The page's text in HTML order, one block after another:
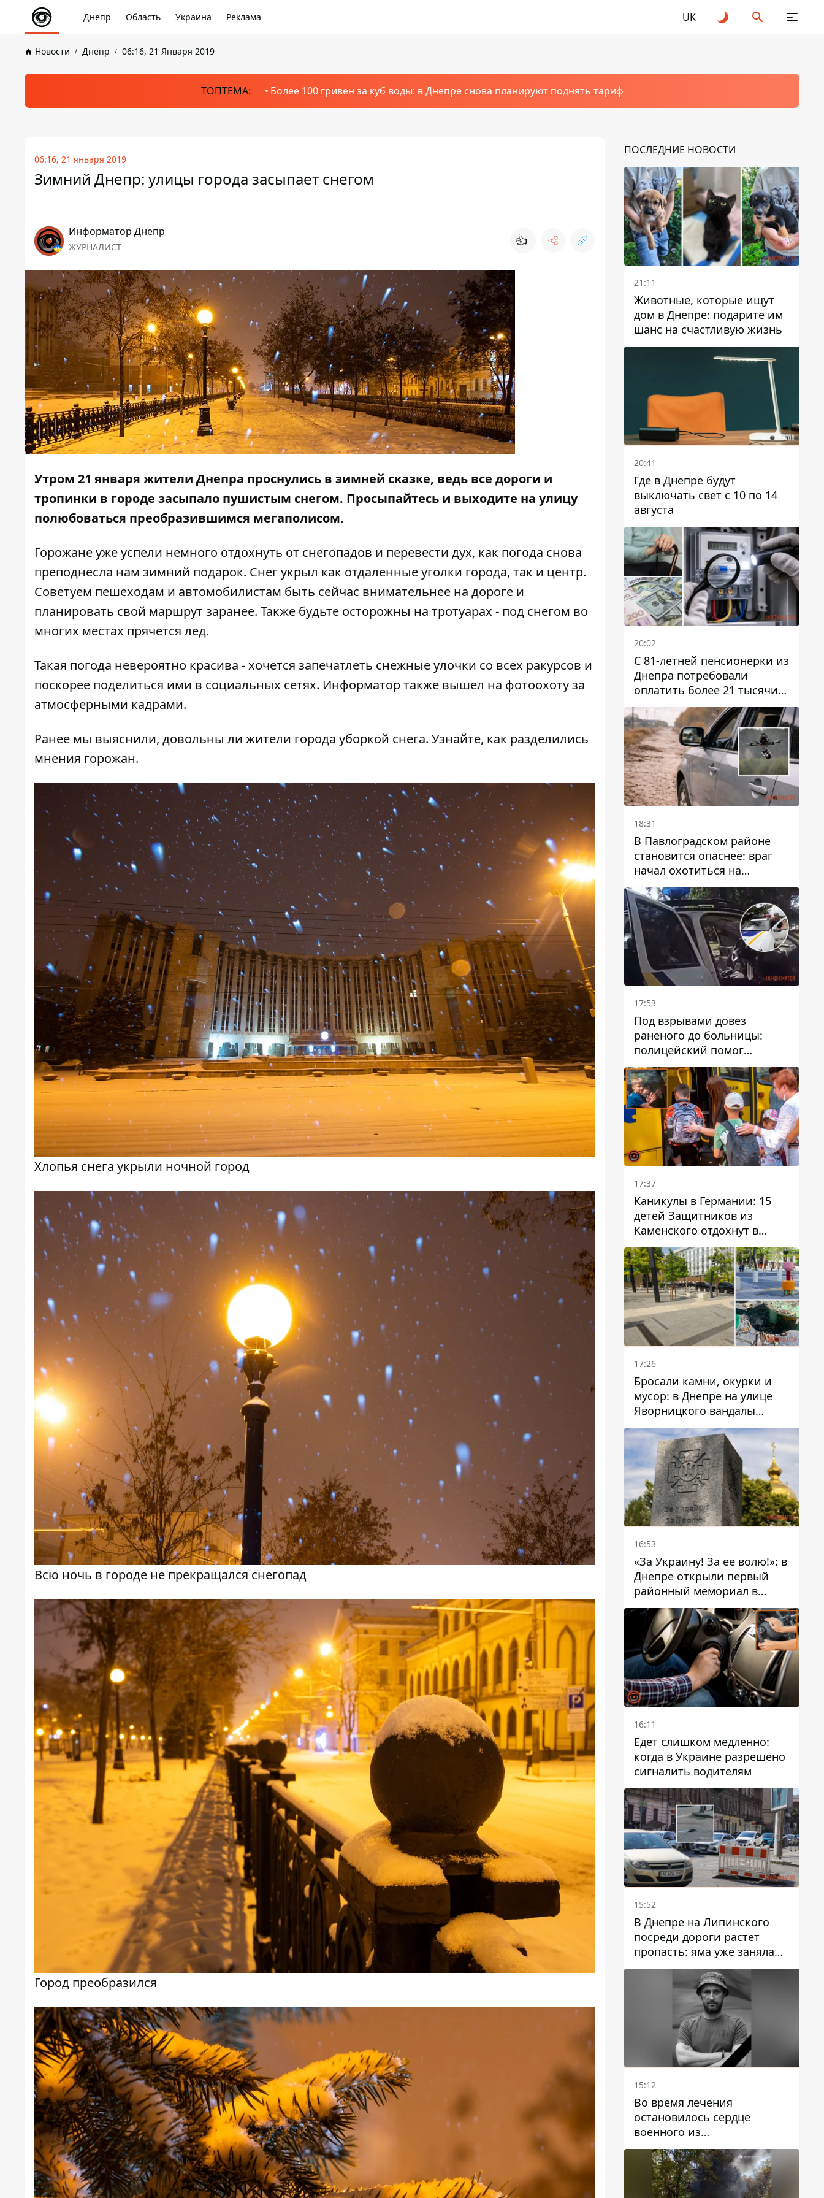
Днепр Область Украина Реклама UK
Новости Днепр 06:16, 21 Января 2019
ТОПТЕМА: Более 100 гривен за куб воды: в Днепре снова планируют поднять тариф
06:16, 21 января 2019
Зимний Днепр: улицы города засыпает снегом
Информатор Днепр
ЖУРНАЛИСТ 👍
Утром 21 января жители Днепра проснулись в зимней сказке, ведь все дороги и
тропинки в городе засыпало пушистым снегом. Просыпайтесь и выходите на улицу
полюбоваться преобразившимся мегаполисом.
Горожане уже успели немного отдохнуть от снегопадов и перевести дух, как погода снова
преподнесла нам зимний подарок. Снег укрыл как отдаленные уголки города, так и центр.
Советуем пешеходам и автомобилистам быть сейчас внимательнее на дороге и
планировать свой маршрут заранее. Также будьте осторожны на тротуарах - под снегом во
многих местах прячется лед.
Такая погода невероятно красива - хочется запечатлеть снежные улочки со всех ракурсов и
поскорее поделиться ими в социальных сетях. Информатортакже вышел на фотоохоту за
атмосферными кадрами.
Ранее мы выяснили, довольны ли жители города уборкой снега. Узнайте, как разделились
мнения горожан.
Хлопья снега укрыли ночной город
Всю ночь в городе не прекращался снегопад
Город преобразился
ПОСЛЕДНИЕ НОВОСТИ
21:11
Животные, которые ищут
дом в Днепре: подарите им
шанс на счастливую жизнь
20:41
Где в Днепре будут
выключать свет с 10 по 14
августа
20:02
С 81-летней пенсионерки из
Днепра потребовали
оплатить более 21 тысячи
гривен за "вмешательство в
работу счетчика"
18:31
В Павлоградском районе
становится опаснее: враг
начал охотиться на
гражданский и военный
транспорт
17:53
Под взрывами довез
раненого до больницы:
полицейский помог
пострадавшему после атаки
на Каменский район
17:37
Каникулы в Германии: 15
детей Защитников из
Каменского отдохнут в
Вуппертале
17:26
Бросали камни, окурки и
мусор: в Днепре на улице
Яворницкого вандалы
повредили питьевые
фонтаны
16:53
«За Украину! За ее волю!»: в
Днепре открыли первый
районный мемориал в
честь погибших
Защитников
16:11
Едет слишком медленно:
когда в Украине разрешено
сигналить водителям
15:52
В Днепре на Липинского
посреди дороги растет
пропасть: яма уже заняла
полосу движения
15:12
Во время лечения
остановилось сердце
военного из
Днепропетровской области
Ростислава Лупашко